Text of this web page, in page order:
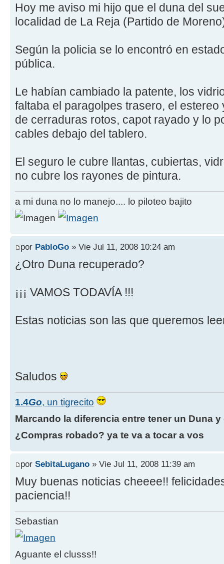
Hoy me aviso mi hijo que el duna del
localidad de La Reja (Partido de
Según la policia se lo encontró en
pública.
Le habían cambiado la patente, los
faltaba el paragolpes trasero, el
de cerraduras rotos, capot rayado y lo
cables debajo del tablero.
El seguro le cubre llantas, cubiertas,
no cubre los rayones de pintura.
a mi duna no lo manejo.... lo piloteo bajito
por PabloGo » Vie Jul 11, 2008 10:24 am
¿Otro Duna recuperado?
¡¡¡ VAMOS TODAVÍA !!!
Estas noticias son las que queremos
Saludos
1.4Go, un tigrecito
Marcando la diferencia entre tener un Duna
¿Compras robado? ya te va a tocar a vos
por SebitaLugano » Vie Jul 11, 2008 11:39 am
Muy buenas noticias cheeee!!
paciencia!!
Sebastian
Aguante el clusss!!